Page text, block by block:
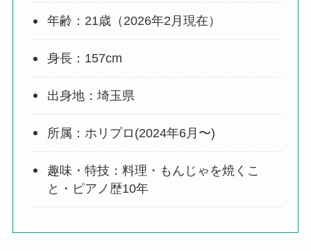
年齢：21歳（2026年2月現在）
身長：157cm
出身地：埼玉県
所属：ホリプロ(2024年6月〜)
趣味・特技：料理・もんじゃを焼くこ
と・ピアノ歴10年